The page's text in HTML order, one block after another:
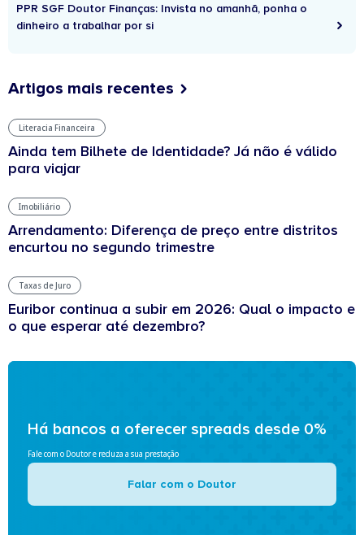
PPR SGF Doutor Finanças: Invista no amanhã, ponha o
dinheiro a trabalhar por si
Artigos mais recentes
Literacia Financeira
Ainda tem Bilhete de Identidade? Já não é válido
para viajar
Imobiliário
Arrendamento: Diferença de preço entre distritos
encurtou no segundo trimestre
Taxas de Juro
Euribor continua a subir em 2026: Qual o impacto e
o que esperar até dezembro?
Há bancos a oferecer spreads desde 0%
Fale com o Doutor e reduza a sua prestação
Falar com o Doutor